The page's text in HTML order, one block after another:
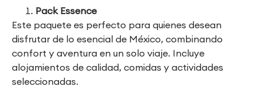
Pack Essence
Este paquete es perfecto para quienes desean
disfrutar de lo esencial de México, combinando
confort y aventura en un solo viaje. Incluye
alojamientos de calidad, comidas y actividades
seleccionadas.